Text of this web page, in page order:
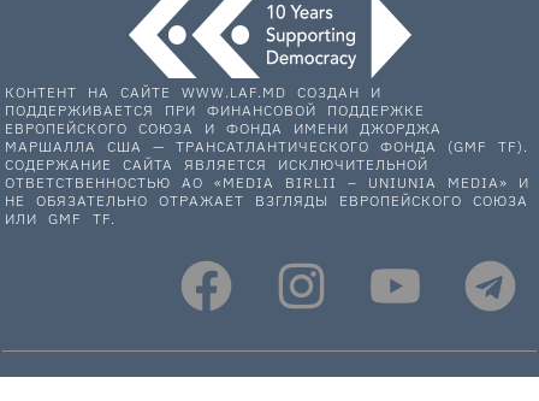
КОНТЕНТ НА САЙТЕ WWW.LAF.MD СОЗДАН И
ПОДДЕРЖИВАЕТСЯ ПРИ ФИНАНСОВОЙ ПОДДЕРЖКЕ
ЕВРОПЕЙСКОГО СОЮЗА И ФОНДА ИМЕНИ ДЖОРДЖА
МАРШАЛЛА США — ТРАНСАТЛАНТИЧЕСКОГО ФОНДА (GMF TF).
СОДЕРЖАНИЕ САЙТА ЯВЛЯЕТСЯ ИСКЛЮЧИТЕЛЬНОЙ
ОТВЕТСТВЕННОСТЬЮ АО «MEDIA BIRLII – UNIUNIA MEDIA» И
НЕ ОБЯЗАТЕЛЬНО ОТРАЖАЕТ ВЗГЛЯДЫ ЕВРОПЕЙСКОГО СОЮЗА
ИЛИ GMF TF.